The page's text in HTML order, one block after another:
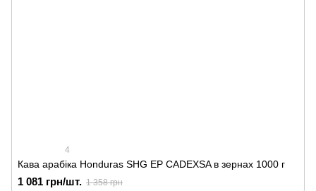
4
Кава арабіка Honduras SHG EP CADEXSA в зернах 1000 г
1 081 грн/шт. 1 358 грн